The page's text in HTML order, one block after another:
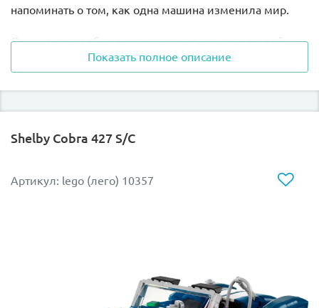
напоминать о том, как одна машина изменила мир.
Открывая коробку, вы видите множество деталей —
пока они разрозненны, но скоро превратятся в точную
копию Ford Model T, сошедшего с конвейера в 1908
году. Вы начинаете с основания:собираете шасси,
устанавливаете колёса с изящными спицами и узкими
подчёркивающий аутентичность модели.
Постепенно перед вами оживает силуэт автомобиля
характерные для той эпохи;
Показать полное описание
Shelby Cobra 427 S/C
Артикул: lego (лего) 10357